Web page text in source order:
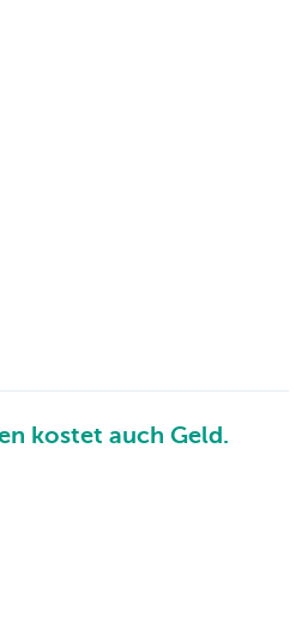
kostet auch Geld.